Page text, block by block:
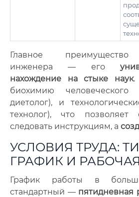
Главное преимущество
инженера — его
нахождение на стыке наук.
биохимию человеческого
диетолог), и
технолог), что
следовать инструкциям, а
УСЛОВИЯ ТРУДА:
ГРАФИК И
График работы в
стандартный — пятидневная